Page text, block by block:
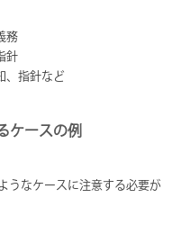
務
針
、指針など
ケースの例
うなケースに注意する必要が